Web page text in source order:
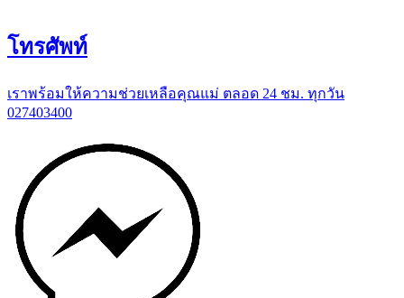
โทรศัพท์
เราพร้อมให้ความช่วยเหลือคุณแม่ ตลอด 24 ชม. ทุกวัน
027403400